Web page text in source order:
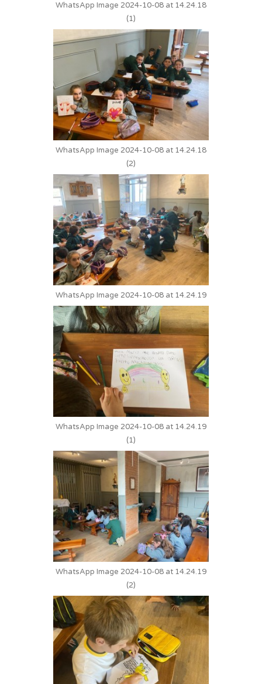
WhatsApp Image 2024-10-08 at 14.24.18
(1)
WhatsApp Image 2024-10-08 at 14.24.18
(2)
WhatsApp Image 2024-10-08 at 14.24.19
WhatsApp Image 2024-10-08 at 14.24.19
(1)
WhatsApp Image 2024-10-08 at 14.24.19
(2)